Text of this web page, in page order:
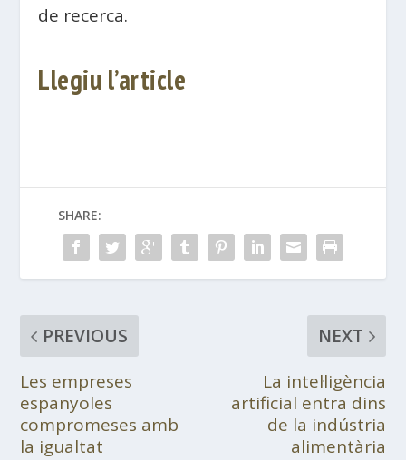
de recerca.
Llegiu l’article
SHARE:
PREVIOUS
Les empreses
espanyoles
compromeses amb
la igualtat
NEXT
La intel·ligència
artificial entra dins
de la indústria
alimentària